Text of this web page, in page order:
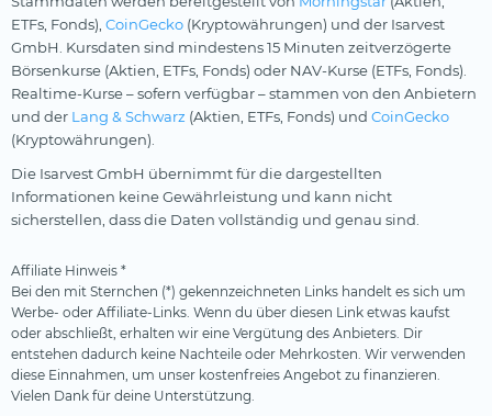
ETFs, Fonds), CoinGecko (Kryptowährungen) und der Isarvest
GmbH. Kursdaten sind mindestens 15 Minuten zeitverzögerte
Börsenkurse (Aktien, ETFs, Fonds) oder NAV-Kurse (ETFs, Fonds).
Realtime-Kurse – sofern verfügbar – stammen von den Anbietern
und der Lang & Schwarz (Aktien, ETFs, Fonds) und CoinGecko
(Kryptowährungen).
Die Isarvest GmbH übernimmt für die dargestellten
Informationen keine Gewährleistung und kann nicht
sicherstellen, dass die Daten vollständig und genau sind.
Affiliate Hinweis *
Bei den mit Sternchen (*) gekennzeichneten Links handelt es sich um
Werbe- oder Affiliate-Links. Wenn du über diesen Link etwas kaufst
oder abschließt, erhalten wir eine Vergütung des Anbieters. Dir
entstehen dadurch keine Nachteile oder Mehrkosten. Wir verwenden
diese Einnahmen, um unser kostenfreies Angebot zu finanzieren.
Vielen Dank für deine Unterstützung.